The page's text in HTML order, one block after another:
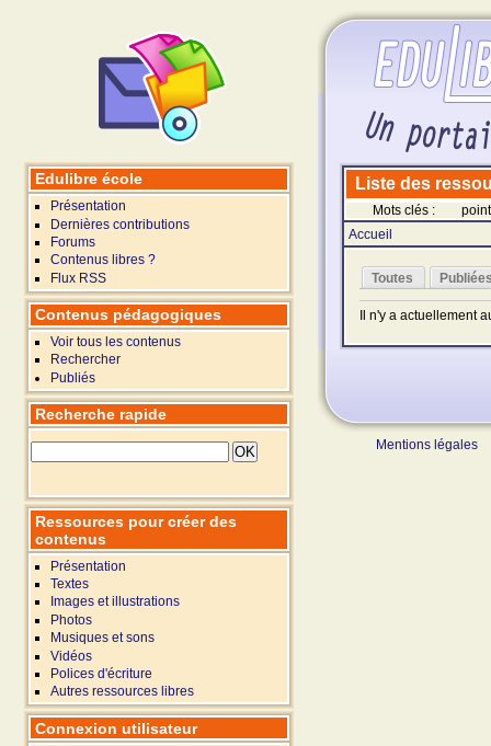
Liste des
Mots clés :
Accueil
Toutes
Il n'y a actuellement
Mentions légales
Edulibre école
Présentation
Dernières contributions
Forums
Contenus libres ?
Flux RSS
Contenus pédagogiques
Voir tous les contenus
Rechercher
Publiés
Recherche rapide
Ressources pour créer des
contenus
Présentation
Textes
Images et illustrations
Photos
Musiques et sons
Vidéos
Polices d'écriture
Autres ressources libres
Connexion utilisateur